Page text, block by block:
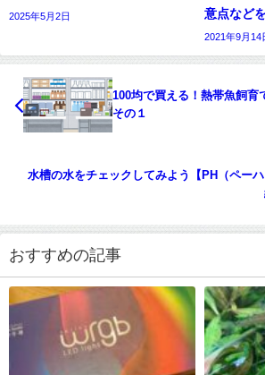
2025年5月2日
意点など
2021年9月14
100均で買える！熱帯魚飼
その１
水槽の水をチェックしてみよう【PH（ペーハ
おすすめの記事